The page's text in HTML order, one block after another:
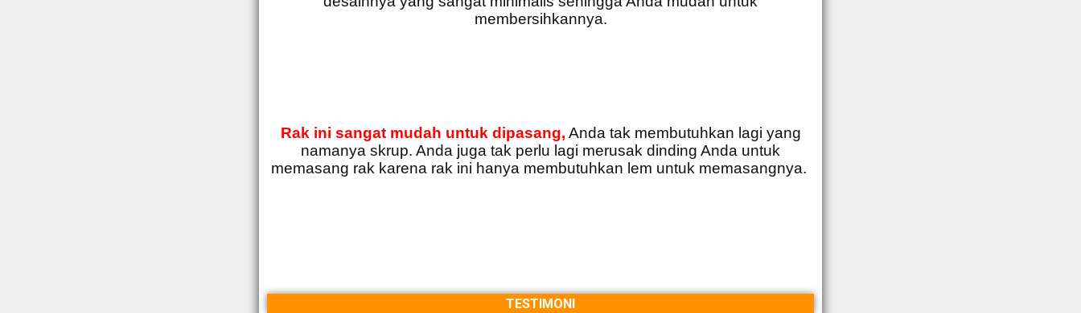
membersihkannya.
Rak ini sangat mudah untuk dipasang, Anda tak membutuhkan lagi yang
namanya skrup. Anda juga tak perlu lagi merusak dinding Anda untuk
memasang rak karena rak ini hanya membutuhkan lem untuk memasangnya.
TESTIMONI